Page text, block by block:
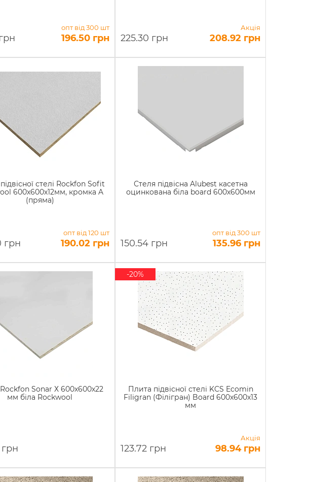
опт від 300 шт
196.50 грн 225.30 грн
Акція
208.92 грн
стелі Rockfon Sofit
600х600х12мм, кромка A
(пряма)
грн
опт від 120 шт
190.02 грн
Стеля підвісна Alubest касетна
оцинкована біла board 600х600мм
150.54 грн
опт від 300 шт
135.96 грн
Sonar Х 600х600х22
мм біла Rockwool
Плита підвісної стелі KCS Ecomin
Filigran (Філігран) Board 600x600x13
мм
-20%
123.72 грн
Акція
98.94 грн